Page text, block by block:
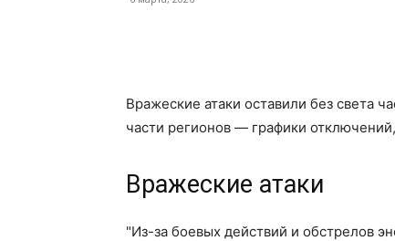
Вражеские атаки оставили без света
части регионов — графики
Вражеские атаки
"Из-за боевых действий и обстрелов